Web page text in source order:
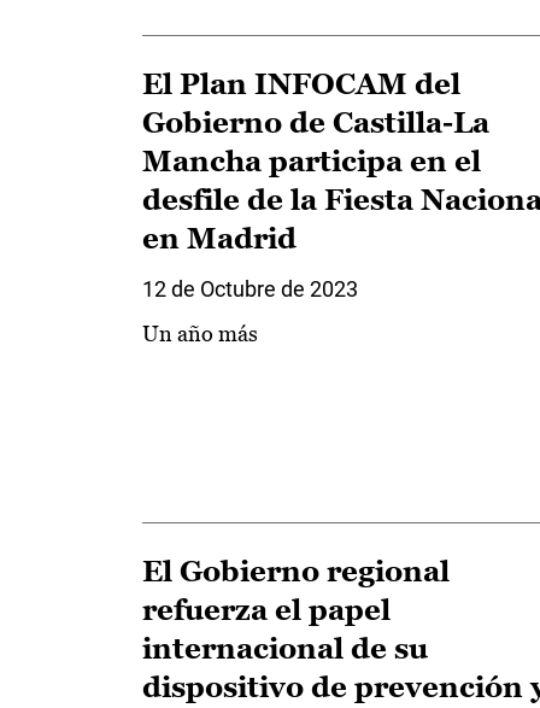
El Plan INFOCAM del
Gobierno de Castilla-La
Mancha participa en el
desfile de la Fiesta
en Madrid
12 de Octubre de 2023
Un año más
El Gobierno regional
refuerza el papel
internacional de su
dispositivo de prevención